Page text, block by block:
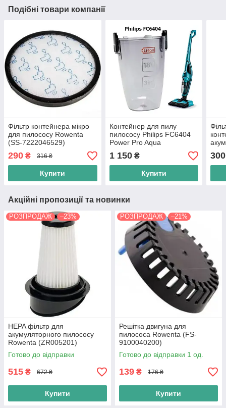
Подібні товари компанії
Фільтр контейнера мікро
для пилососу Rowenta
(SS-7222046529)
290 ₴ 316 ₴
Купити
Контейнер для пилу
пилососу Philips FC6404
Power Pro Aqua
(300001574751) Оригінал
1 150₴
Купити
300
Акційні пропозиції та новинки
РОЗПРОДАЖ –23%
HEPA фільтр для
акумуляторного пилососу
Rowenta (ZR005201)
Готово до відправки
515 ₴ 672 ₴
Купити
РОЗПРОДАЖ –21%
Решітка двигуна для
пилососа Rowenta (FS-
9100040200)
Готово до відправки 1 од.
139 ₴ 176 ₴
Купити